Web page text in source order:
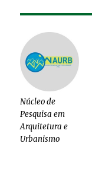
Núcleo de
Pesquisa em
Arquitetura e
Urbanismo